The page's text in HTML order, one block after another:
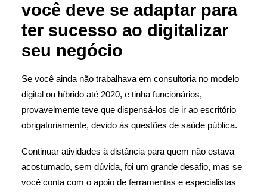
você deve se adaptar para
ter sucesso ao digitalizar
seu negócio
Se você ainda não trabalhava em consultoria no modelo
digital ou híbrido até 2020, e tinha funcionários,
provavelmente teve que dispensá-los de ir ao escritório
obrigatoriamente, devido às questões de saúde pública.
Continuar atividades à distância para quem não estava
acostumado, sem dúvida, foi um grande desafio, mas se
você conta com o apoio de ferramentas e especialistas